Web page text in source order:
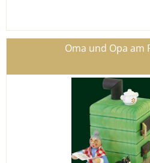
Oma und Opa am